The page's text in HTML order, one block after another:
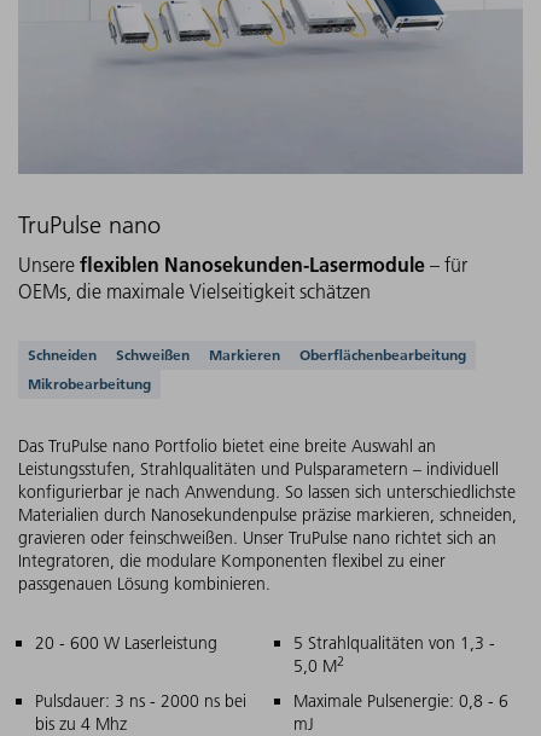
TruPulse nano
Unsere flexiblen Nanosekunden-Lasermodule – für
OEMs, die maximale Vielseitigkeit schätzen
Unterstützte Anwendungen
Schneiden Schweißen Markieren
Oberflächenbearbeitung
Mikrobearbeitung
Das TruPulse nano Portfolio bietet eine breite Auswahl an
Leistungsstufen, Strahlqualitäten und Pulsparametern – individuell
konfigurierbar je nach Anwendung. So lassen sich unterschiedlichste
Materialien durch Nanosekundenpulse präzise markieren, schneiden,
gravieren oder feinschweißen. Unser TruPulse nano richtet sich an
Integratoren, die modulare Komponenten flexibel zu einer
passgenauen Lösung kombinieren.
Hauptmerkmale
20 - 600 W Laserleistung
5 Strahlqualitäten von 1,3 -
5,0 M2
Pulsdauer: 3 ns - 2000 ns bei
bis zu 4 Mhz
Maximale Pulsenergie: 0,8 - 6
mJ